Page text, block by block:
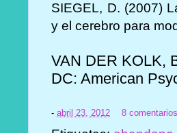
SIEGEL, D. (2007)
y el cerebro para
VAN DER KOLK,
DC: American
-abril 23, 2012 8